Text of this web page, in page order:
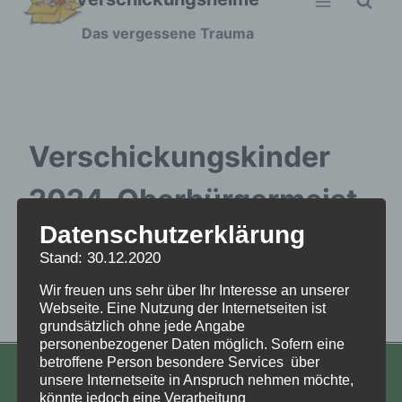
Zum
Das vergessene Trauma
Verschickungskinder
2024_Oberbürgermeist
er Letz Rede
Verschickungskinder 2024_Oberbürgermeister
Letz Rede
KONTAKT
Datenschutzerklärung
Stand: 30.12.2020
Wir freuen uns sehr über Ihr Interesse an unserer
Webseite. Eine Nutzung der Internetseiten ist
grundsätzlich ohne jede Angabe
personenbezogener Daten möglich. Sofern eine
betroffene Person besondere Services über
unsere Internetseite in Anspruch nehmen möchte,
könnte jedoch eine Verarbeitung